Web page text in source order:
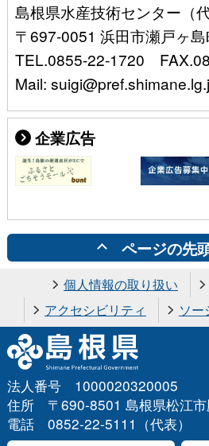
島根県水産技術センター（代
〒697-0051 浜田市瀬戸ヶ
TEL.0855-22-1720
Mail:
企業広告
ページの先
個人情報の取り扱い
アクセシビリティ
ソ
法人番号 1000020320005
住所 〒690-8501 島根県松江市
電話 0852-22-5111（代表）